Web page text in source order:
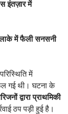
इंतज़ार में
में फैली सनसनी
में
गई थी। घटना के
द्वारा प्राथमिकी
ठप पड़ी हुई है।